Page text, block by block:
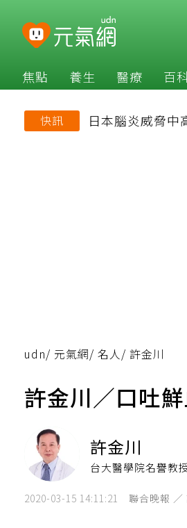
焦點 養生 醫療 百
快訊 日本腦炎威脅中
udn/ 元氣網/ 名人/ 許金川
許金川／口吐
許金川
台大醫學院名譽教
2020-03-15 14:11:21 聯合晚報 ／